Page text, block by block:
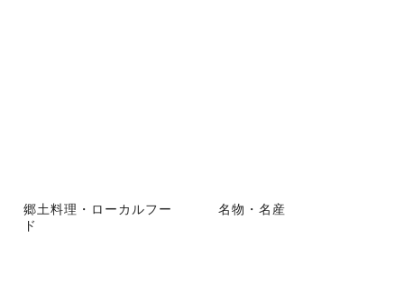
郷土料理・ローカルフー
ド
名物・名産